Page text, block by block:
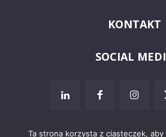
KONTAKT
SOCIAL
Ta strona korzysta z ciasteczek, aby